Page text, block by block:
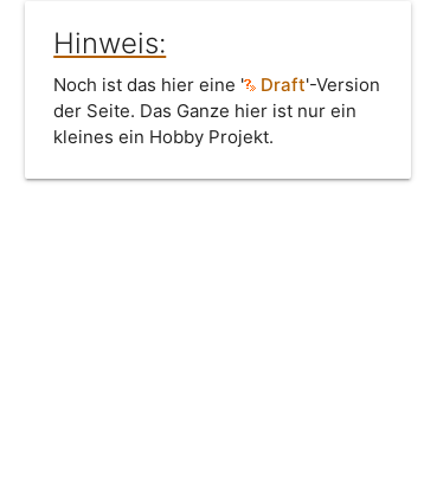
Hinweis:
Noch ist das hier eine ' Draft'-Version
der Seite. Das Ganze hier ist nur ein
kleines ein Hobby Projekt.